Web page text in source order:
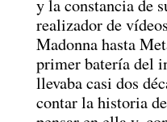
y la constancia de
realizador de
Madonna hasta
primer batería del
llevaba casi dos
contar la historia